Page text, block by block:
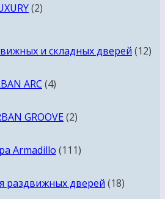
2товара
и складных дверей 1212
ARC 44
GROOVE 22
Armadillo 111111
раздвижных дверей 1818